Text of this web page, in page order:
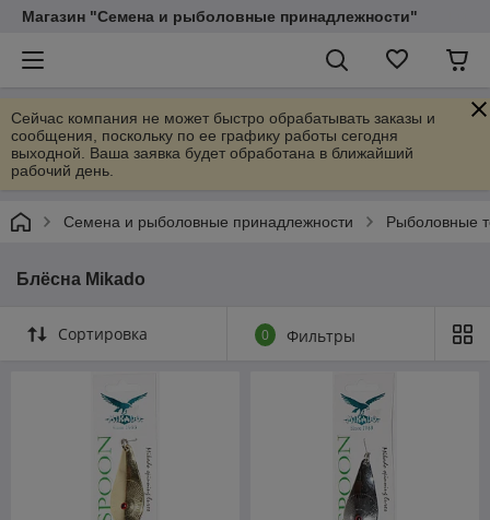
Магазин "Семена и рыболовные принадлежности"
Сейчас компания не может быстро обрабатывать заказы и
сообщения, поскольку по ее графику работы сегодня
выходной. Ваша заявка будет обработана в ближайший
рабочий день.
Семена и рыболовные принадлежности Рыболовные
Блёсна Mikado
Сортировка 0 Фильтры